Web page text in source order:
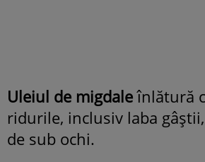
Uleiul de migdaleînlătură
ridurile, inclusiv laba
de sub ochi.